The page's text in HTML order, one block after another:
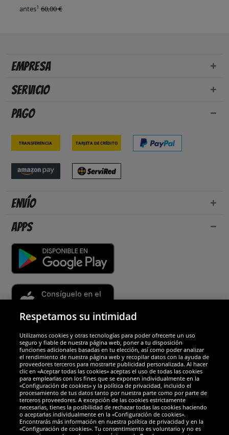
antes1 60,00 €
Empresa
Servicio
Pago
Transferencia Tarjeta de crédito
Envío
Apps
Socios y seguridad
Galardones
Respetamos su intimidad
Utilizamos cookies y otras tecnologías para poder ofrecerte un uso
seguro y fiable de nuestra página web, poner a tu disposición
funciones adicionales basadas en tu elección, así como poder analizar
el rendimiento de nuestra página web y recopilar datos con la ayuda de
proveedores terceros para mostrarte publicidad personalizada. Al hacer
clic en «Aceptar todas las cookies» aceptas el uso de todas las cookies
para emplearlas con los fines que se exponen individualmente en la
«Configuración de cookies» y la política de privacidad, incluido el
procesamiento de tus datos tanto por nuestra parte como por parte de
terceros proveedores. A excepción de las cookies estrictamente
necesarias, tienes la posibilidad de rechazar todas las cookies haciendo
o aceptarlas individualmente en la «Configuración de cookies».
Encontrarás más información en nuestra política de privacidad y en la
«Configuración de cookies». Tu consentimiento es voluntario y no es